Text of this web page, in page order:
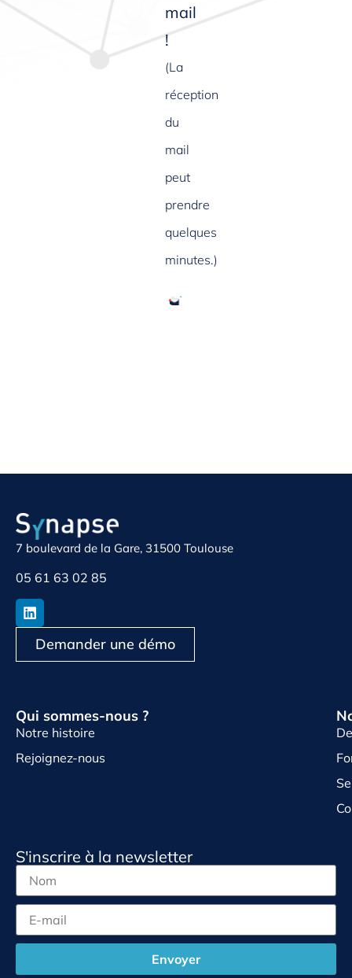
mail
!
(La
réception
du
mail
peut
prendre
quelques
minutes.)
7 boulevard de la Gare, 31500 Toulouse
05 61 63 02 85
Demander une démo
Qui sommes-nous ?
Notre histoire
Rejoignez-nous
S'inscrire à la newsletter
Envoyer